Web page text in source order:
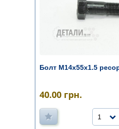
Болт М14х55х1.5
40.00 грн.
1